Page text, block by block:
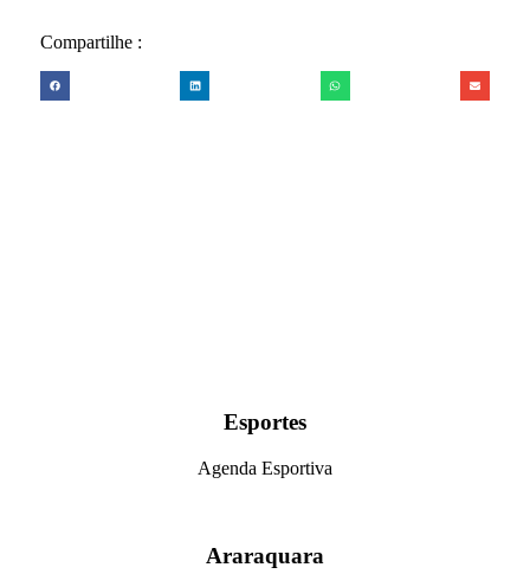
Compartilhe :
Esportes
Agenda Esportiva
Araraquara